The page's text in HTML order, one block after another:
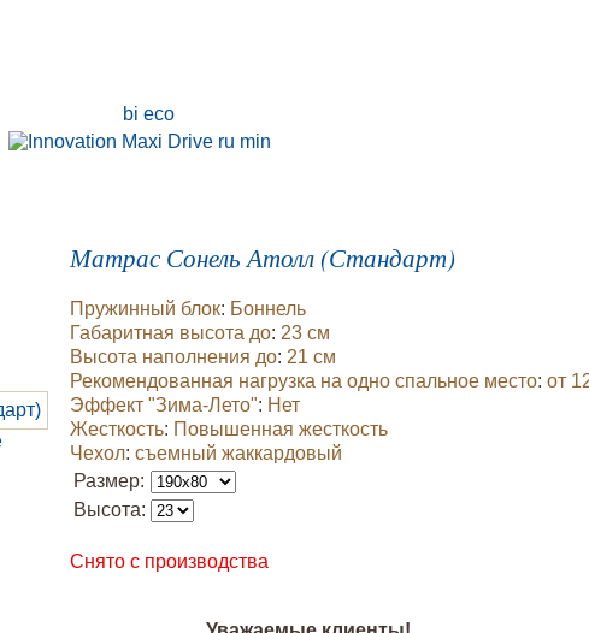
Матрас Сонель Атолл (Стандарт)
Пружинный блок: Боннель
Габаритная высота до: 23 см
Высота наполнения до: 21 см
Рекомендованная нагрузка на одно спальное место: от
Эффект "Зима-Лето": Нет
Жесткость: Повышенная жесткость
Чехол: съемный жаккардовый
Размер:
Высота:
Снято с производства